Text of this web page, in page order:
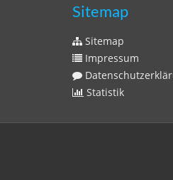
Sitemap
Sitemap
Impressum
Statistik